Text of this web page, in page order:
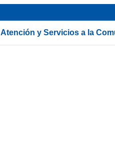
Atención y Servicios a la